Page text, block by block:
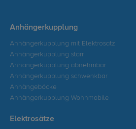
Anhängerkupplung
Anhängerkupplung mit Elektrosatz
Anhängerkupplung starr
Anhängerkupplung abnehmbar
Anhängerkupplung schwenkbar
Anhängeböcke
Anhängerkupplung Wohnmobile
Elektrosätze